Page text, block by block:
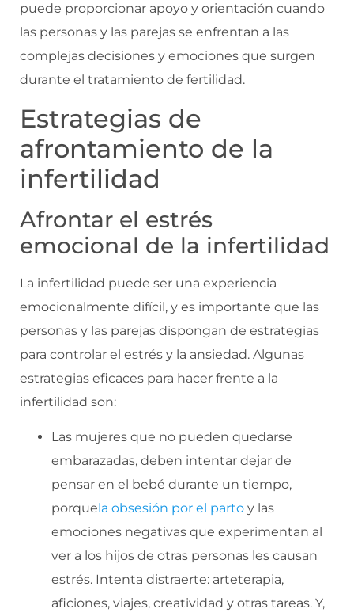
puede proporcionar apoyo y orientación cuando
las personas y las parejas se enfrentan a las
complejas decisiones y emociones que surgen
durante el tratamiento de fertilidad.
Estrategias de
afrontamiento de la
infertilidad
Afrontar el estrés
emocional de la infertilidad
La infertilidad puede ser una experiencia
emocionalmente difícil, y es importante que las
personas y las parejas dispongan de estrategias
para controlar el estrés y la ansiedad. Algunas
estrategias eficaces para hacer frente a la
infertilidad son:
Las mujeres que no pueden quedarse
embarazadas, deben intentar dejar de
pensar en el bebé durante un tiempo,
porquela obsesión por el parto y las
emociones negativas que experimentan al
ver a los hijos de otras personas les causan
estrés. Intenta distraerte: arteterapia,
aficiones, viajes, creatividad y otras tareas. Y,